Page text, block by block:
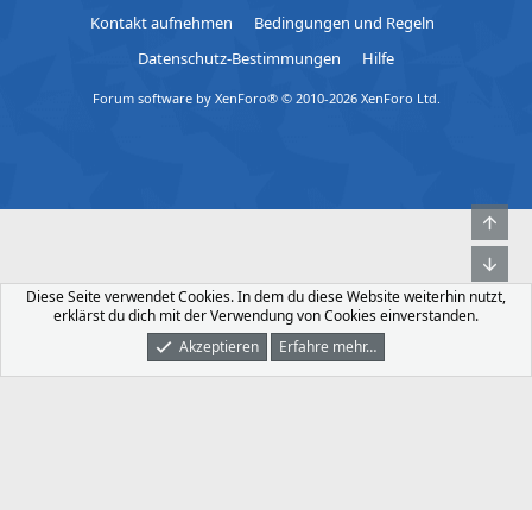
Kontakt aufnehmen
Bedingungen und Regeln
Datenschutz-Bestimmungen
Hilfe
Forum software by XenForo® © 2010-2026 XenForo Ltd.
Was Ist Neu Dunkler Modus Anmelden
Diese Seite verwendet Cookies. In dem du diese Website weiterhin nutzt,
erklärst du dich mit der Verwendung von Cookies einverstanden.
Akzeptieren
Erfahre mehr…